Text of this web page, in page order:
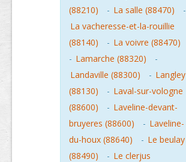
(88210)
- La salle (88470)
-
La vacheresse-et-la-rouillie
(88140)
- La voivre (88470)
- Lamarche (88320)
-
Landaville (88300)
- Langley
(88130)
- Laval-sur-vologne
(88600)
- Laveline-devant-
bruyeres (88600)
- Laveline-
du-houx (88640)
- Le beulay
(88490)
- Le clerjus